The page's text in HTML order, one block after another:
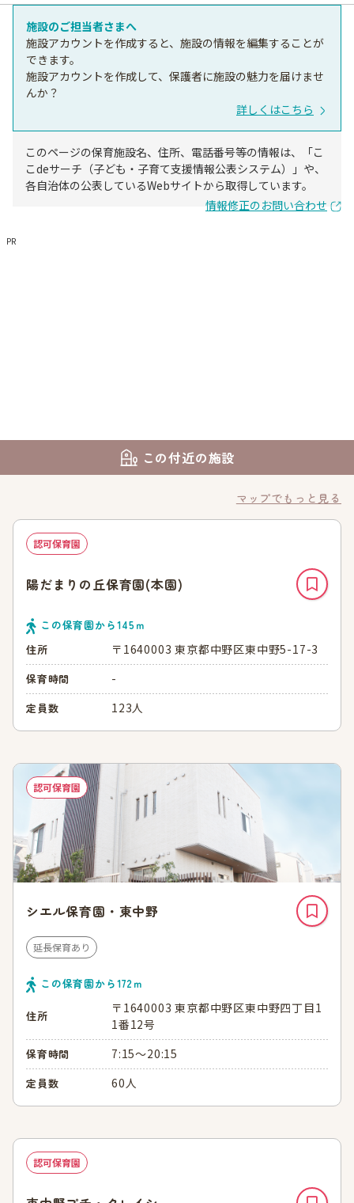
施設のご担当者さまへ
施設アカウントを作成すると、施設の情報を編集することが
できます。
施設アカウントを作成して、保護者に施設の魅力を届けませ
んか？
詳しくはこちら
このページの保育施設名、住所、電話番号等の情報は、「こ
こdeサーチ（子ども・子育て支援情報公表システム）」や、
各自治体の公表しているWebサイトから取得しています。
情報修正のお問い合わせ
PR
この付近の施設
マップでもっと見る
認可保育園
陽だまりの丘保育園(本園)
この保育園から145ｍ
住所
〒1640003 東京都中野区東中野5-17-3
保育時間 -
定員数 123人
認可保育園
シエル保育園・東中野
延長保育あり
この保育園から172ｍ
住所
〒1640003 東京都中野区東中野四丁目1
1番12号
保育時間 7:15～20:15
定員数 60人
認可保育園